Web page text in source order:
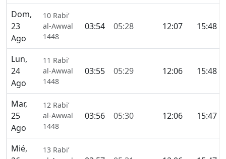
Dom,
23
Ago
10 Rabi’
al-Awwal
1448
03:54 05:28 12:07 15:48
Lun,
24
Ago
11 Rabi’
al-Awwal
1448
03:55 05:29 12:06 15:48
Mar,
25
Ago
12 Rabi’
al-Awwal
1448
03:56 05:30 12:06 15:47
Mié,
13 Rabi’